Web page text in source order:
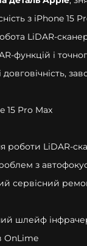
з iPhone 15
LiDAR-
функцій і
довговічність,
15 Pro Max
роботи LiDAR-
з
сервісний
шлейф
OnLime